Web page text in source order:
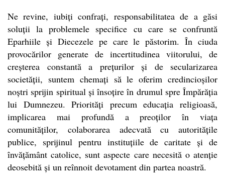
Ne revine, iubiți confrați, responsabilitatea de a găsi
soluții la problemele specifice cu care se confruntă
Eparhiile și Diecezele pe care le păstorim. În ciuda
provocărilor generate de incertitudinea viitorului, de
creșterea constantă a prețurilor și de secularizarea
societății, suntem chemați să le oferim credincioșilor
noștri sprijin spiritual și însoțire în drumul spre Împărăția
lui Dumnezeu. Priorități precum educația religioasă,
implicarea mai profundă a preoților în viața
comunităților, colaborarea adecvată cu autoritățile
publice, sprijinul pentru instituțiile de caritate și de
învățământ catolice, sunt aspecte care necesită o atenție
deosebită și un reînnoit devotament din partea noastră.